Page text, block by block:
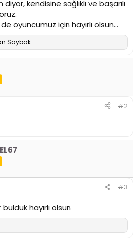
kendisine sağlıklı ve başarılı
oyuncumuz için hayırlı olsun...
Saybak
#2
#3
hayırlı olsun